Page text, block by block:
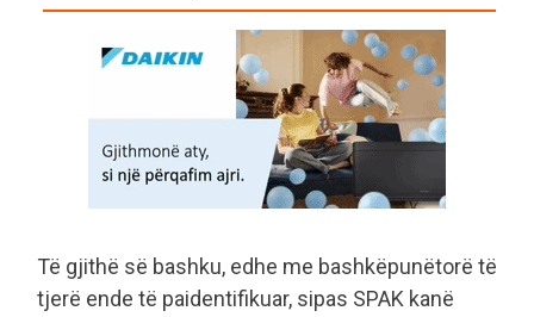
Të gjithë së bashku, edhe me bashkëpunëtorë të
tjerë ende të paidentifikuar, sipas SPAK kanë